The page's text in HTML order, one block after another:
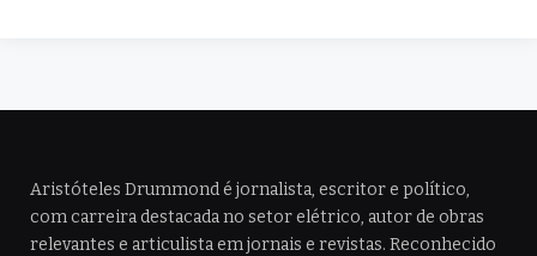
Aristóteles Drummond é jornalista, escritor e político,
com carreira destacada no setor elétrico, autor de obras
relevantes e articulista em jornais e revistas. Reconhecido